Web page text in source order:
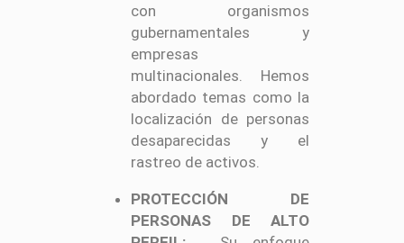
con organismos
gubernamentales y
empresas
multinacionales. Hemos
abordado temas como la
localización de personas
desaparecidas y el
rastreo de activos.
PROTECCIÓN DE
PERSONAS DE ALTO